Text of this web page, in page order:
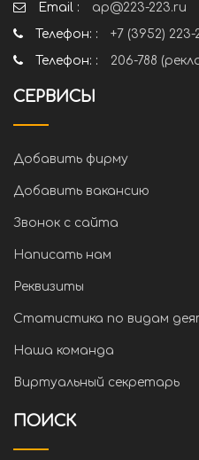
Email :
ap@223-223.ru
Телефон: :
+7 (3952)
Телефон: :
206-788
СЕРВИСЫ
Добавить фирму
Добавить вакансию
Звонок с сайта
Написать нам
Реквизиты
Статистика по видам
Наша команда
Виртуальный секретарь
ПОИСК